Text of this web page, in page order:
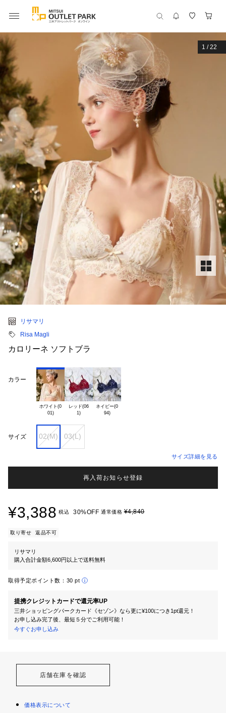
1 /22
リサマリ
Risa Magli
カロリーネ ソフトブラ
カラー
ホワイト(0
01)
レッド(06
ネイビー(0
94)
サイズ 02(M) 03(L)
サイズ詳細を見る
再入荷お知らせ登録
¥3,388 税込 30%OFF 通常価格¥4,840
取り寄せ 返品不可
リサマリ
購入合計金額6,600円以上で送料無料
取得予定ポイント数： 30 pt
提携クレジットカードで還元率UP
三井ショッピングパークカード《セゾン》なら更に¥100につき1pt還元！
お申し込み完了後、最短５分でご利用可能！
今すぐお申し込み
店舗在庫を確認
価格表示について